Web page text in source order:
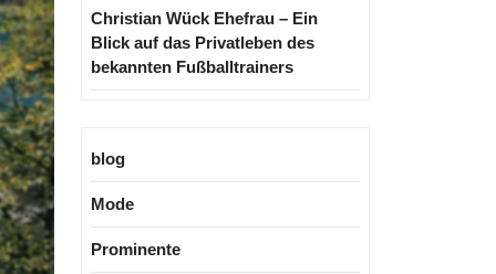
Christian Wück Ehefrau – Ein
Blick auf das Privatleben des
bekannten Fußballtrainers
blog
Mode
Prominente